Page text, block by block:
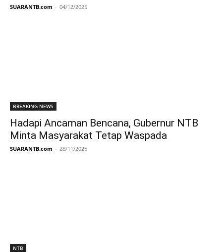
SUARANTB.com - 04/12/2025
BREAKING NEWS
Hadapi Ancaman Bencana, Gubernur NTB
Minta Masyarakat Tetap Waspada
SUARANTB.com - 28/11/2025
NTB